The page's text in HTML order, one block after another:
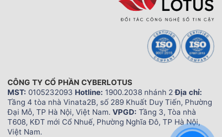
CÔNG TY CỔ PHẦN CYBERLOTUS
MST: 0105232093 Hotline: 1900.2038 nhánh 2Địa chỉ:
Tầng 4 tòa nhà Vinata2B, số 289 Khuất Duy Tiến, Phường
Đại Mỗ, TP Hà Nội, Việt Nam. VPGD: Tầng 3, Tòa nhà
T608, KĐT mới Cổ Nhuế, Phường Nghĩa Đô, TP Hà Nội,
Việt Nam.